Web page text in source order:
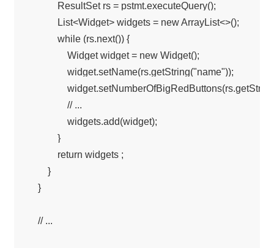
            ResultSet rs = pstmt.executeQuery();
            List<Widget> widgets = new ArrayList<>();
            while (rs.next()) {
                Widget widget = new Widget();
                widget.setName(rs.getString("name"));
                // ...
                widgets.add(widget);
            }
            return widgets ;
        }
    }
    // ...